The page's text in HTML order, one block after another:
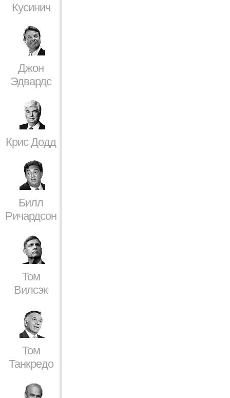
Кусинич
Джон
Эдвардс
Крис Додд
Билл
Ричардсон
Том
Вилсэк
Том
Танкредо